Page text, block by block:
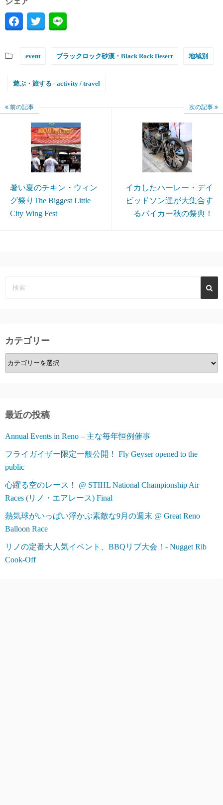
event ブラックロック砂漠・Black Rock Desert 地域別
遊ぶ・旅する - activity / travel
前の記事
暑い夏のチキン・ウィン
グ祭りThe Biggest Little
City Wing Fest
次の記事
イカしたハーレー・デイ
ビッドソン達が大集合す
るバイカー秋の祭典！
カテゴリー
カ
テ
ー
最近の投稿
Annual Events in Reno – 主な毎年恒例催事
フライガイザー限定一般公開！ Fly Geyser opened to the
public
心躍る空のレース！ @ STIHL National Championship Air
Races (リノ・エアレース) Final
熱気球がいっぱい浮かぶ素敵な9月の週末 @ Great Reno
Balloon Race
リノの定番大人気イベント、BBQリブ大会！- Nugget Rib
Cook-Off